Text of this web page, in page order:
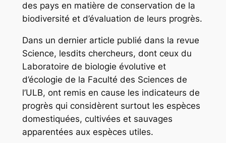
des pays en matière de conservation de la
biodiversité et d’évaluation de leurs progrès.
Dans un dernier article publié dans la revue
Science, lesdits chercheurs, dont ceux du
Laboratoire de biologie évolutive et
d’écologie de la Faculté des Sciences de
l’ULB, ont remis en cause les indicateurs de
progrès qui considèrent surtout les espèces
domestiquées, cultivées et sauvages
apparentées aux espèces utiles.